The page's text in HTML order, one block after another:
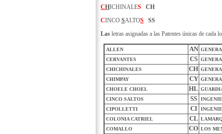
CHICHINALES CH
CINCO SALTOS
SS
Las letras asignadas a las Patentes únicas de cada
ALLEN AN
CERVANTES
CS
CHICHINALES
CH
CHIMPAY
CY
CHOELE CHOEL
HL
CINCO SALTOS
SS
CIPOLLETTI
CI
COLONIA CATRIEL
CL
COMALLO
CO LOS